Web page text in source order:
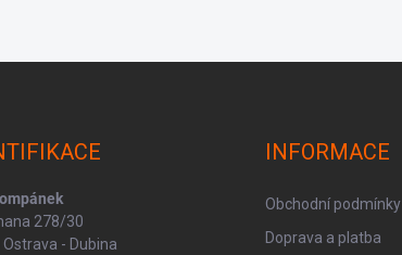
278/30
- Dubina
INFORMACE
Obchodní podmínky
Doprava a platba